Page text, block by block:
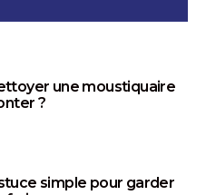
une moustiquaire
?
simple pour garder